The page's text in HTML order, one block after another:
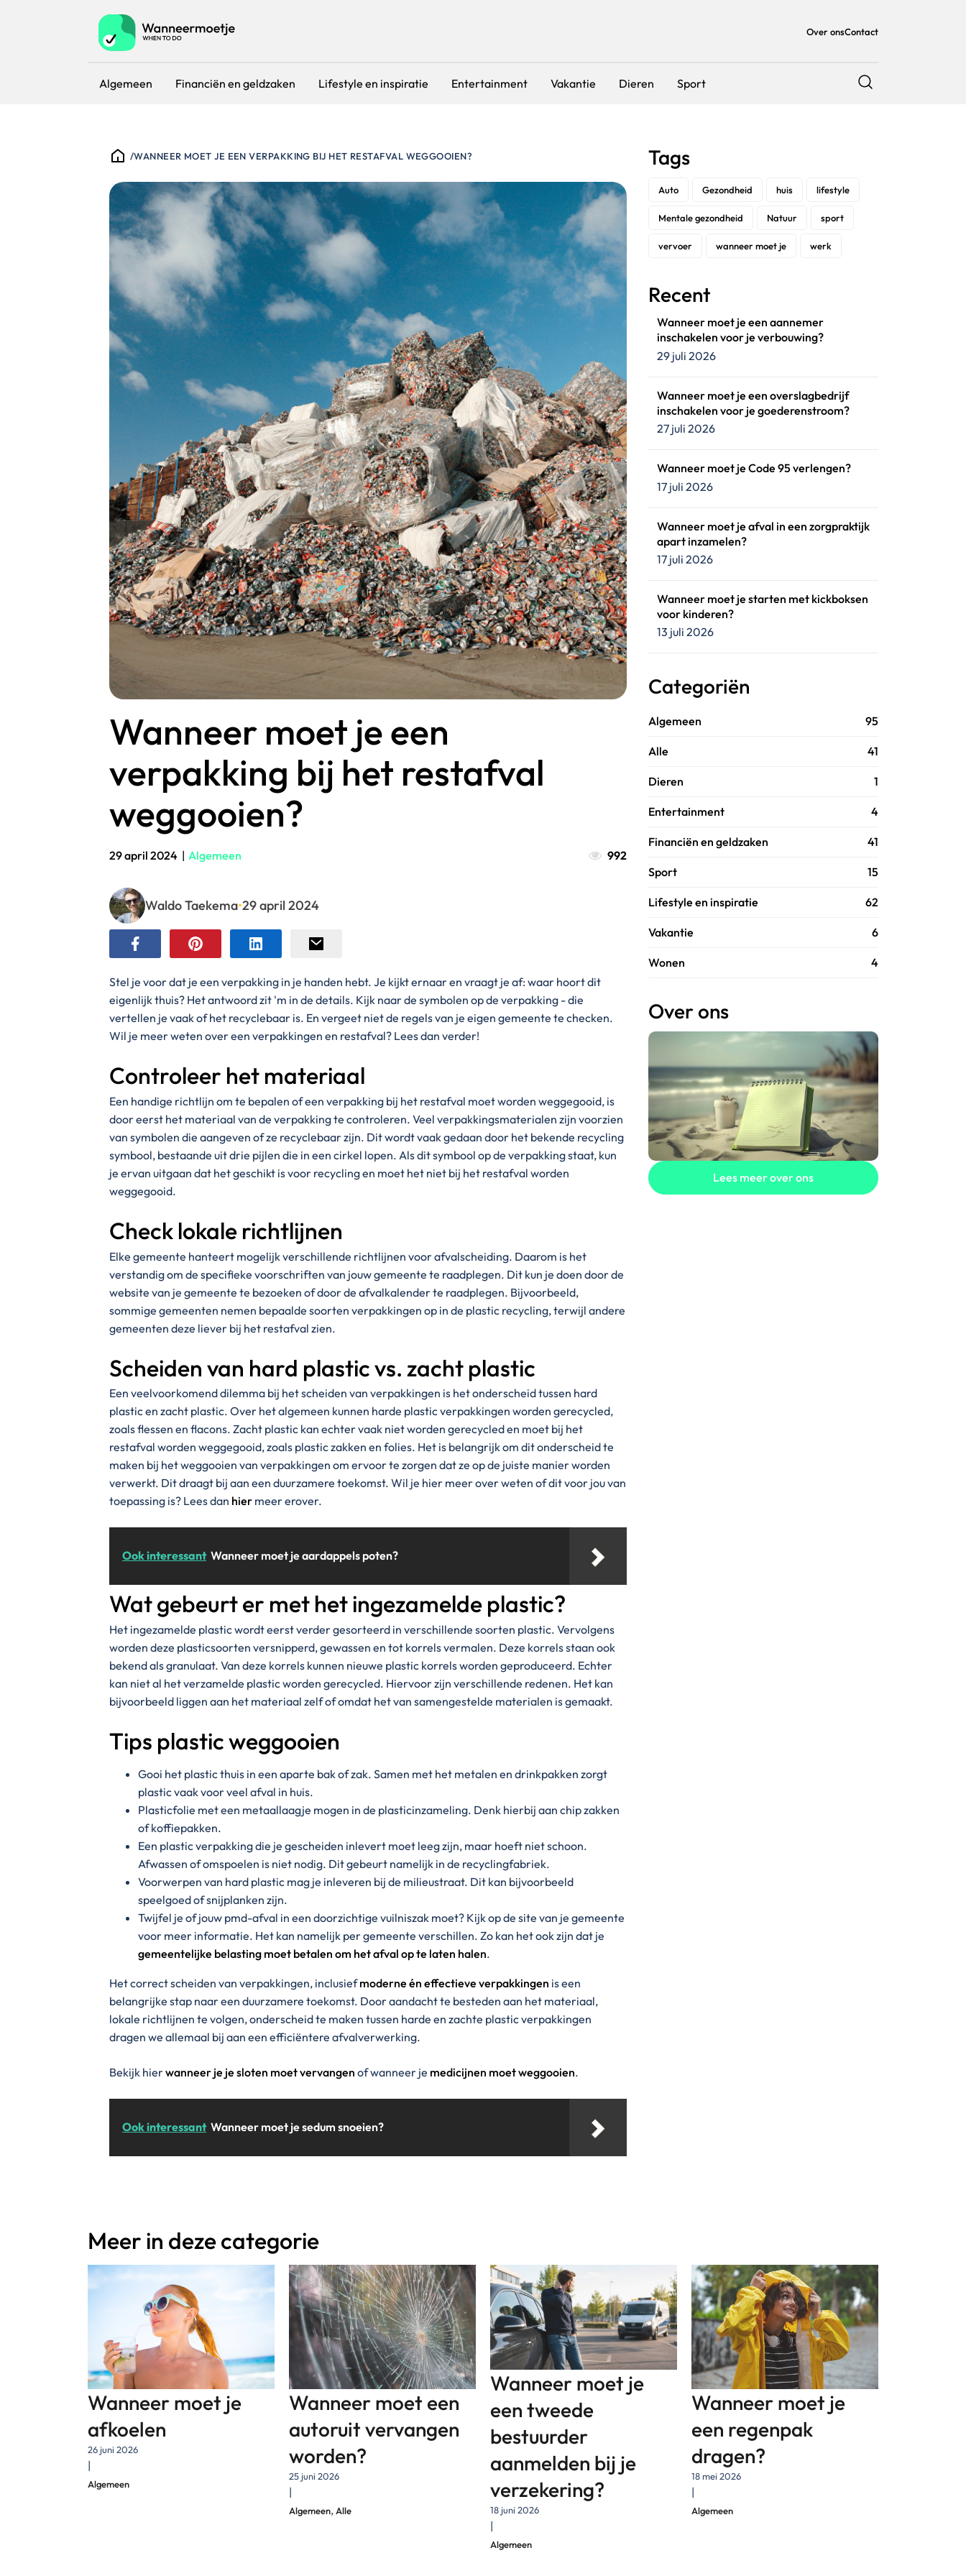
Over onsContact
Algemeen Financiën en geldzaken Lifestyle en inspiratie Entertainment Vakantie Dieren Sport
/WANNEER MOET JE EEN VERPAKKING BIJ HET RESTAFVAL WEGGOOIEN?
Wanneer moet je een
verpakking bij het restafval
weggooien?
29 april 2024 | Algemeen 992
Waldo Taekema•29 april 2024
Stel je voor dat je een verpakking in je handen hebt. Je kijkt ernaar en vraagt je af: waar hoort dit
eigenlijk thuis? Het antwoord zit 'm in de details. Kijk naar de symbolen op de verpakking - die
vertellen je vaak of het recyclebaar is. En vergeet niet de regels van je eigen gemeente te checken.
Wil je meer weten over een verpakkingen en restafval? Lees dan verder!
Controleer het materiaal
Een handige richtlijn om te bepalen of een verpakking bij het restafval moet worden weggegooid, is
door eerst het materiaal van de verpakking te controleren. Veel verpakkingsmaterialen zijn voorzien
van symbolen die aangeven of ze recyclebaar zijn. Dit wordt vaak gedaan door het bekende recycling
symbool, bestaande uit drie pijlen die in een cirkel lopen. Als dit symbool op de verpakking staat, kun
je ervan uitgaan dat het geschikt is voor recycling en moet het niet bij het restafval worden
weggegooid.
Check lokale richtlijnen
Elke gemeente hanteert mogelijk verschillende richtlijnen voor afvalscheiding. Daarom is het
verstandig om de specifieke voorschriften van jouw gemeente te raadplegen. Dit kun je doen door de
website van je gemeente te bezoeken of door de afvalkalender te raadplegen. Bijvoorbeeld,
sommige gemeenten nemen bepaalde soorten verpakkingen op in de plastic recycling, terwijl andere
gemeenten deze liever bij het restafval zien.
Scheiden van hard plastic vs. zacht plastic
Een veelvoorkomend dilemma bij het scheiden van verpakkingen is het onderscheid tussen hard
plastic en zacht plastic. Over het algemeen kunnen harde plastic verpakkingen worden gerecycled,
zoals flessen en flacons. Zacht plastic kan echter vaak niet worden gerecycled en moet bij het
restafval worden weggegooid, zoals plastic zakken en folies. Het is belangrijk om dit onderscheid te
maken bij het weggooien van verpakkingen om ervoor te zorgen dat ze op de juiste manier worden
verwerkt. Dit draagt bij aan een duurzamere toekomst. Wil je hier meer over weten of dit voor jou van
toepassing is? Lees dan hier meer erover.
Ook interessant Wanneer moet je aardappels poten?
Wat gebeurt er met het ingezamelde plastic?
Het ingezamelde plastic wordt eerst verder gesorteerd in verschillende soorten plastic. Vervolgens
worden deze plasticsoorten versnipperd, gewassen en tot korrels vermalen. Deze korrels staan ook
bekend als granulaat. Van deze korrels kunnen nieuwe plastic korrels worden geproduceerd. Echter
kan niet al het verzamelde plastic worden gerecycled. Hiervoor zijn verschillende redenen. Het kan
bijvoorbeeld liggen aan het materiaal zelf of omdat het van samengestelde materialen is gemaakt.
Tips plastic weggooien
Gooi het plastic thuis in een aparte bak of zak. Samen met het metalen en drinkpakken zorgt
plastic vaak voor veel afval in huis.
Plasticfolie met een metaallaagje mogen in de plasticinzameling. Denk hierbij aan chip zakken
of koffiepakken.
Een plastic verpakking die je gescheiden inlevert moet leeg zijn, maar hoeft niet schoon.
Afwassen of omspoelen is niet nodig. Dit gebeurt namelijk in de recyclingfabriek.
Voorwerpen van hard plastic mag je inleveren bij de milieustraat. Dit kan bijvoorbeeld
speelgoed of snijplanken zijn.
Twijfel je of jouw pmd-afval in een doorzichtige vuilniszak moet? Kijk op de site van je gemeente
voor meer informatie. Het kan namelijk per gemeente verschillen. Zo kan het ook zijn dat je
gemeentelijke belasting moet betalen om het afval op te laten halen.
Het correct scheiden van verpakkingen, inclusiefmoderne én effectieve verpakkingen is een
belangrijke stap naar een duurzamere toekomst. Door aandacht te besteden aan het materiaal,
lokale richtlijnen te volgen, onderscheid te maken tussen harde en zachte plastic verpakkingen
dragen we allemaal bij aan een efficiëntere afvalverwerking.
Bekijk hierwanneer je je sloten moet vervangen of wanneer je medicijnen moet weggooien.
Ook interessant Wanneer moet je sedum snoeien?
Tags
Auto Gezondheid huis lifestyle
Mentale gezondheid Natuur sport
vervoer wanneer moet je werk
Recent
Wanneer moet je een aannemer
inschakelen voor je verbouwing?
29 juli 2026
Wanneer moet je een overslagbedrijf
inschakelen voor je goederenstroom?
27 juli 2026
Wanneer moet je Code 95 verlengen?
17 juli 2026
Wanneer moet je afval in een zorgpraktijk
apart inzamelen?
17 juli 2026
Wanneer moet je starten met kickboksen
voor kinderen?
13 juli 2026
Categoriën
Algemeen 95
Alle 41
Dieren 1
Entertainment 4
Financiën en geldzaken 41
Sport 15
Lifestyle en inspiratie 62
Vakantie 6
Wonen 4
Over ons
Lees meer over ons
Meer in deze categorie
Wanneer moet je
afkoelen
26 juni 2026
|
Algemeen
Wanneer moet een
autoruit vervangen
worden?
25 juni 2026
|
Algemeen,Alle
Wanneer moet je
een tweede
bestuurder
aanmelden bij je
verzekering?
18 juni 2026
|
Algemeen
Wanneer moet je
een regenpak
dragen?
18 mei 2026
|
Algemeen